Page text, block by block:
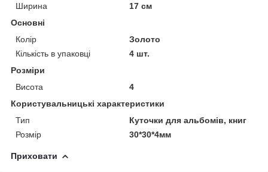
Ширина
17 см
Основні
Колір
Золото
Кількість в упаковці
4 шт.
Розміри
Висота
4
Користувальницькі характеристики
Тип
Куточки для альбомів, книг
Розмір
30*30*4мм
Приховати